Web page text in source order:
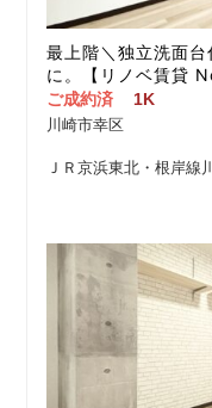
最上階＼独立洗面
に。【リノベ賃貸
ご成約済
1K
川崎市幸区
ＪＲ京浜東北・根岸線